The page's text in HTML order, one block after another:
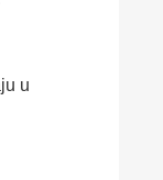
u